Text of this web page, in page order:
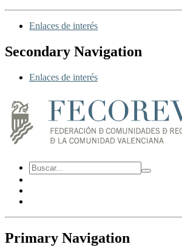
Enlaces de interés
Secondary Navigation
Enlaces de interés
Primary Navigation